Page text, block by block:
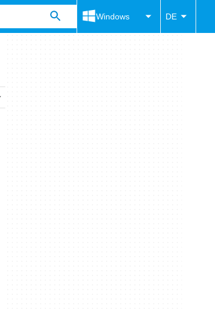
Windows DE